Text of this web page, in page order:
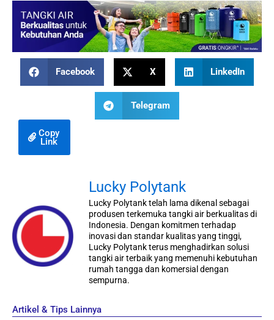
Facebook X LinkedIn
Telegram
Copy
Link
Lucky Polytank
Lucky Polytank telah lama dikenal sebagai
produsen terkemuka tangki air berkualitas di
Indonesia. Dengan komitmen terhadap
inovasi dan standar kualitas yang tinggi,
Lucky Polytank terus menghadirkan solusi
tangki air terbaik yang memenuhi kebutuhan
rumah tangga dan komersial dengan
sempurna.
Artikel & Tips Lainnya